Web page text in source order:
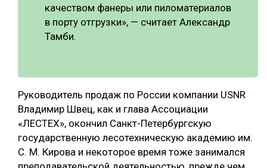
качеством фанеры или пиломатериалов
в порту отгрузки», — считает Александр
Тамби.
Руководитель продаж по России компании USNR
Владимир Швец, как и глава Ассоциации
«ЛЕСТЕХ», окончил Санкт-Петербургскую
государственную лесотехническую академию им.
С. М. Кирова и некоторое время тоже занимался